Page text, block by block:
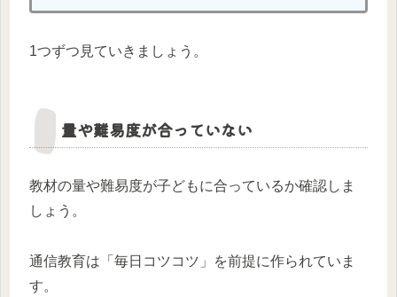
1つずつ見ていきましょう。
量や難易度が合っていない
教材の量や難易度が子どもに合っているか確認しま
しょう。
通信教育は「毎日コツコツ」を前提に作られていま
す。